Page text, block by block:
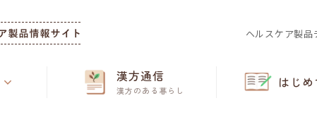
ヘルスケア製品
漢方通信
漢方のある暮らし はじ